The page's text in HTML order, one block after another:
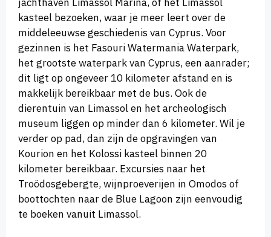
kasteel bezoeken, waar je meer leert over de
middeleeuwse geschiedenis van Cyprus. Voor
gezinnen is het Fasouri Watermania Waterpark,
het grootste waterpark van Cyprus, een aanrader;
dit ligt op ongeveer 10 kilometer afstand en is
makkelijk bereikbaar met de bus. Ook de
dierentuin van Limassol en het archeologisch
museum liggen op minder dan 6 kilometer. Wil je
verder op pad, dan zijn de opgravingen van
Kourion en het Kolossi kasteel binnen 20
kilometer bereikbaar. Excursies naar het
Troödosgebergte, wijnproeverijen in Omodos of
boottochten naar de Blue Lagoon zijn eenvoudig
te boeken vanuit Limassol.